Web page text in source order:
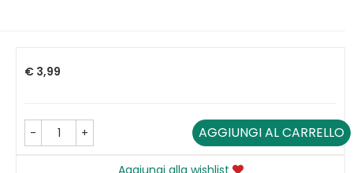
Prezzo
€ 3,99
- + AGGIUNGI AL CARRELLO
Aggiungi alla wishlist